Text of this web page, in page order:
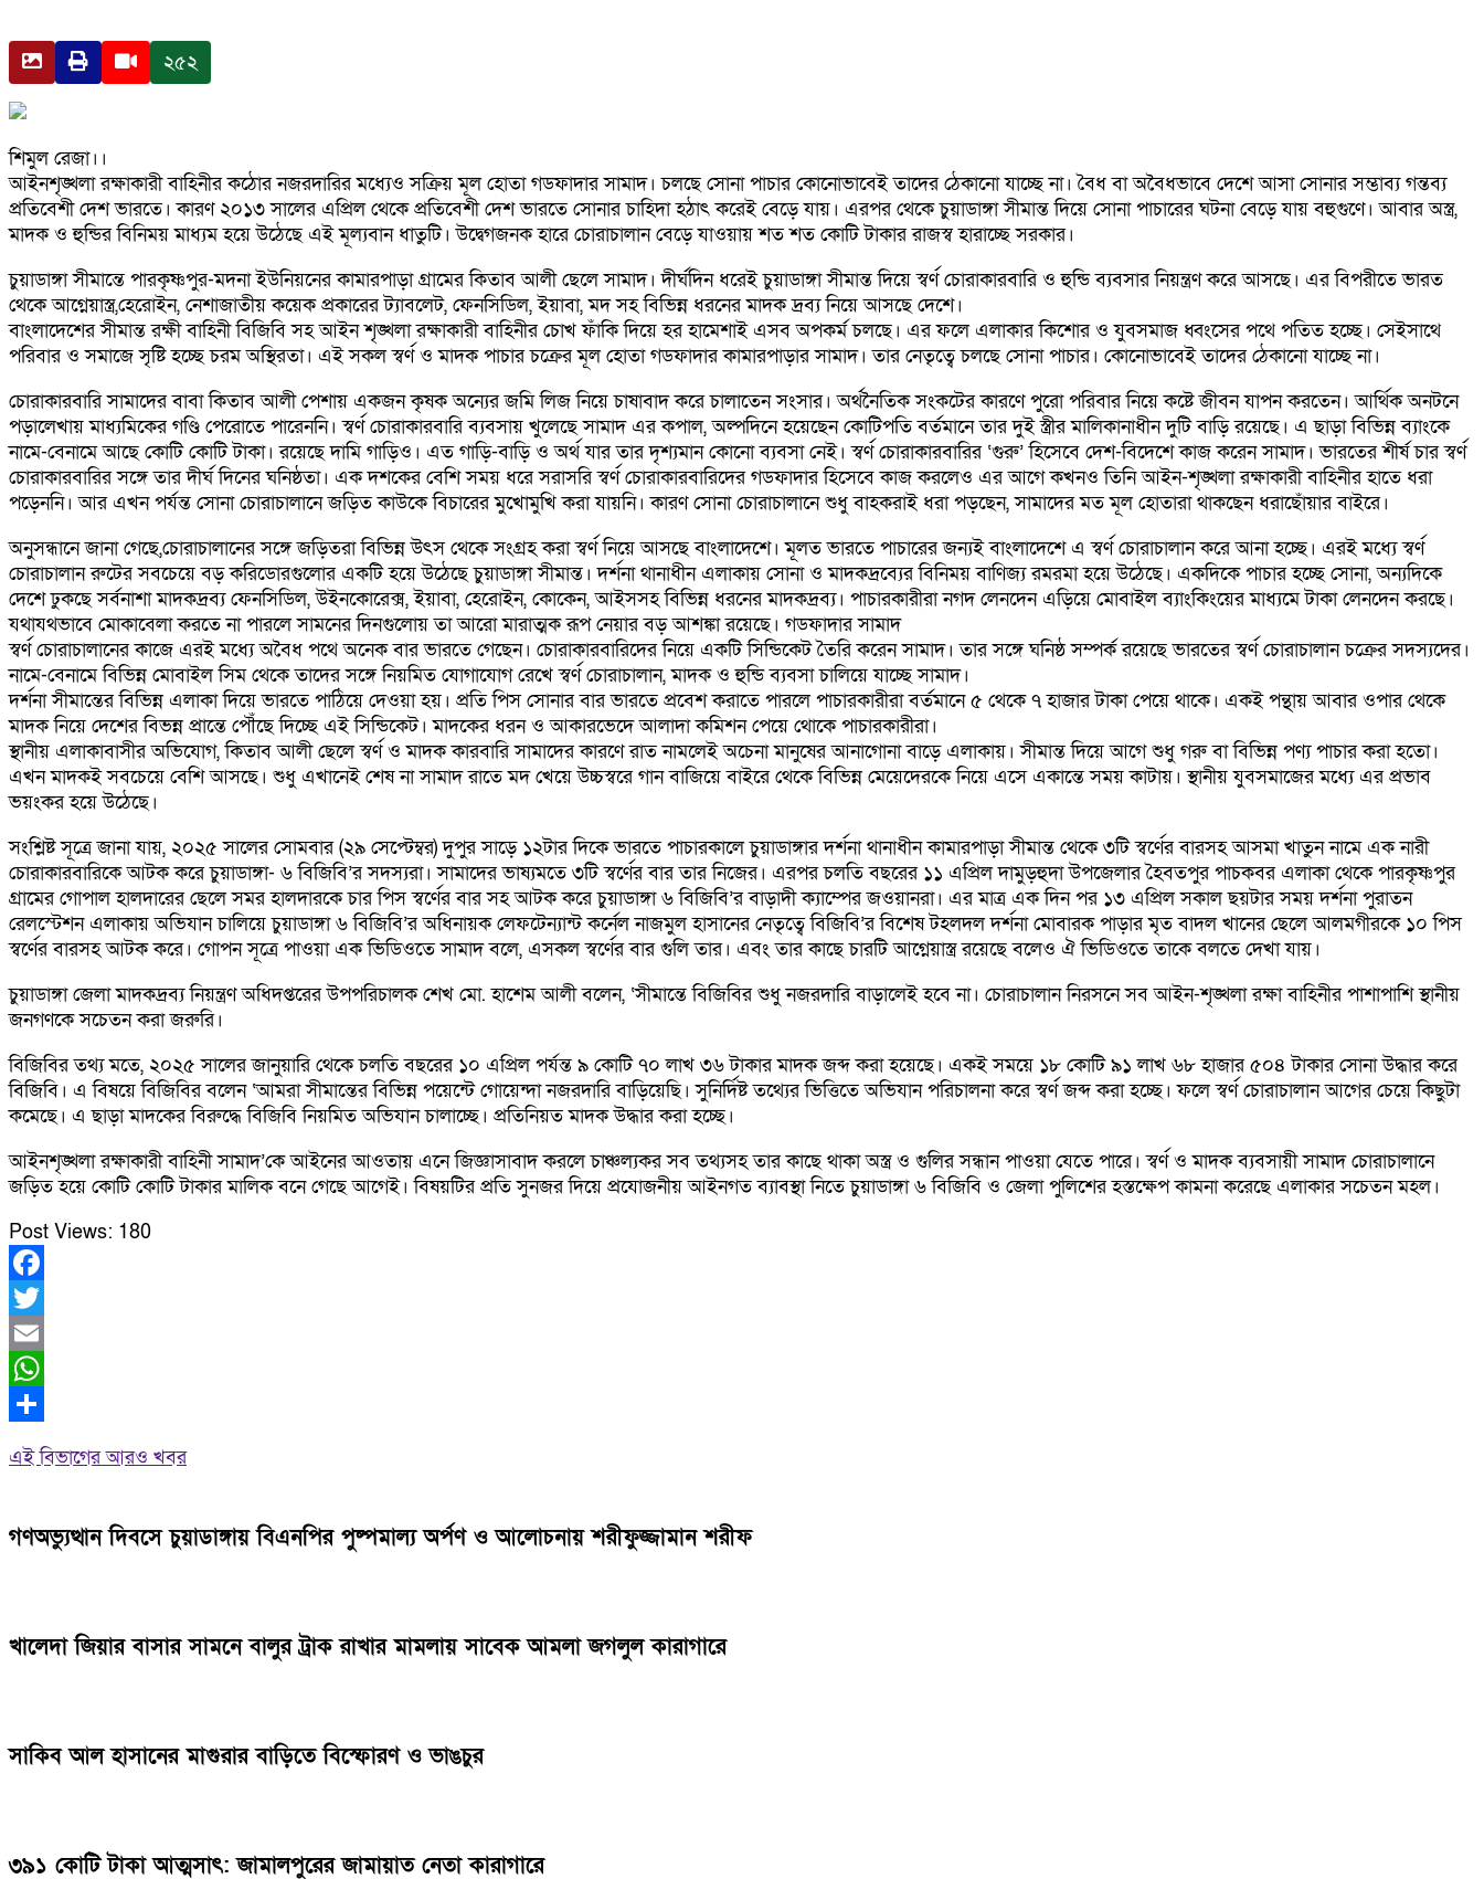
২৫২
শিমুল রেজা।।
আইনশৃঙ্খলা রক্ষাকারী বাহিনীর কঠোর নজরদারির মধ্যেও সক্রিয় মূল হোতা গডফাদার সামাদ। চলছে সোনা পাচার কোনোভাবেই তাদের ঠেকানো যাচ্ছে না। বৈধ বা অবৈধভাবে দেশে আসা সোনার সম্ভাব্য গন্তব্য
প্রতিবেশী দেশ ভারতে। কারণ ২০১৩ সালের এপ্রিল থেকে প্রতিবেশী দেশ ভারতে সোনার চাহিদা হঠাৎ করেই বেড়ে যায়। এরপর থেকে চুয়াডাঙ্গা সীমান্ত দিয়ে সোনা পাচারের ঘটনা বেড়ে যায় বহুগুণে। আবার অস্ত্র,
মাদক ও হুন্ডির বিনিময় মাধ্যম হয়ে উঠেছে এই মূল্যবান ধাতুটি। উদ্বেগজনক হারে চোরাচালান বেড়ে যাওয়ায় শত শত কোটি টাকার রাজস্ব হারাচ্ছে সরকার।
চুয়াডাঙ্গা সীমান্তে পারকৃষ্ণপুর-মদনা ইউনিয়নের কামারপাড়া গ্রামের কিতাব আলী ছেলে সামাদ। দীর্ঘদিন ধরেই চুয়াডাঙ্গা সীমান্ত দিয়ে স্বর্ণ চোরাকারবারি ও হুন্ডি ব্যবসার নিয়ন্ত্রণ করে আসছে। এর বিপরীতে ভারত
থেকে আগ্নেয়াস্ত্র,হেরোইন, নেশাজাতীয় কয়েক প্রকারের ট্যাবলেট, ফেনসিডিল, ইয়াবা, মদ সহ বিভিন্ন ধরনের মাদক দ্রব্য নিয়ে আসছে দেশে।
বাংলাদেশের সীমান্ত রক্ষী বাহিনী বিজিবি সহ আইন শৃঙ্খলা রক্ষাকারী বাহিনীর চোখ ফাঁকি দিয়ে হর হামেশাই এসব অপকর্ম চলছে। এর ফলে এলাকার কিশোর ও যুবসমাজ ধ্বংসের পথে পতিত হচ্ছে। সেইসাথে
পরিবার ও সমাজে সৃষ্টি হচ্ছে চরম অস্থিরতা। এই সকল স্বর্ণ ও মাদক পাচার চক্রের মূল হোতা গডফাদার কামারপাড়ার সামাদ। তার নেতৃত্বে চলছে সোনা পাচার। কোনোভাবেই তাদের ঠেকানো যাচ্ছে না।
চোরাকারবারি সামাদের বাবা কিতাব আলী পেশায় একজন কৃষক অন্যের জমি লিজ নিয়ে চাষাবাদ করে চালাতেন সংসার। অর্থনৈতিক সংকটের কারণে পুরো পরিবার নিয়ে কষ্টে জীবন যাপন করতেন। আর্থিক অনটনে
পড়ালেখায় মাধ্যমিকের গণ্ডি পেরোতে পারেননি। স্বর্ণ চোরাকারবারি ব্যবসায় খুলেছে সামাদ এর কপাল, অল্পদিনে হয়েছেন কোটিপতি বর্তমানে তার দুই স্ত্রীর মালিকানাধীন দুটি বাড়ি রয়েছে। এ ছাড়া বিভিন্ন ব্যাংকে
নামে-বেনামে আছে কোটি কোটি টাকা। রয়েছে দামি গাড়িও। এত গাড়ি-বাড়ি ও অর্থ যার তার দৃশ্যমান কোনো ব্যবসা নেই। স্বর্ণ চোরাকারবারির ‘গুরু’ হিসেবে দেশ-বিদেশে কাজ করেন সামাদ। ভারতের শীর্ষ চার স্বর্ণ
চোরাকারবারির সঙ্গে তার দীর্ঘ দিনের ঘনিষ্ঠতা। এক দশকের বেশি সময় ধরে সরাসরি স্বর্ণ চোরাকারবারিদের গডফাদার হিসেবে কাজ করলেও এর আগে কখনও তিনি আইন-শৃঙ্খলা রক্ষাকারী বাহিনীর হাতে ধরা
পড়েননি। আর এখন পর্যন্ত সোনা চোরাচালানে জড়িত কাউকে বিচারের মুখোমুখি করা যায়নি। কারণ সোনা চোরাচালানে শুধু বাহকরাই ধরা পড়ছেন, সামাদের মত মূল হোতারা থাকছেন ধরাছোঁয়ার বাইরে।
অনুসন্ধানে জানা গেছে,চোরাচালানের সঙ্গে জড়িতরা বিভিন্ন উৎস থেকে সংগ্রহ করা স্বর্ণ নিয়ে আসছে বাংলাদেশে। মূলত ভারতে পাচারের জন্যই বাংলাদেশে এ স্বর্ণ চোরাচালান করে আনা হচ্ছে। এরই মধ্যে স্বর্ণ
চোরাচালান রুটের সবচেয়ে বড় করিডোরগুলোর একটি হয়ে উঠেছে চুয়াডাঙ্গা সীমান্ত। দর্শনা থানাধীন এলাকায় সোনা ও মাদকদ্রব্যের বিনিময় বাণিজ্য রমরমা হয়ে উঠেছে। একদিকে পাচার হচ্ছে সোনা, অন্যদিকে
দেশে ঢুকছে সর্বনাশা মাদকদ্রব্য ফেনসিডিল, উইনকোরেক্স, ইয়াবা, হেরোইন, কোকেন, আইসসহ বিভিন্ন ধরনের মাদকদ্রব্য। পাচারকারীরা নগদ লেনদেন এড়িয়ে মোবাইল ব্যাংকিংয়ের মাধ্যমে টাকা লেনদেন করছে।
যথাযথভাবে মোকাবেলা করতে না পারলে সামনের দিনগুলোয় তা আরো মারাত্মক রূপ নেয়ার বড় আশঙ্কা রয়েছে। গডফাদার সামাদ
স্বর্ণ চোরাচালানের কাজে এরই মধ্যে অবৈধ পথে অনেক বার ভারতে গেছেন। চোরাকারবারিদের নিয়ে একটি সিন্ডিকেট তৈরি করেন সামাদ। তার সঙ্গে ঘনিষ্ঠ সম্পর্ক রয়েছে ভারতের স্বর্ণ চোরাচালান চক্রের সদস্যদের।
নামে-বেনামে বিভিন্ন মোবাইল সিম থেকে তাদের সঙ্গে নিয়মিত যোগাযোগ রেখে স্বর্ণ চোরাচালান, মাদক ও হুন্ডি ব্যবসা চালিয়ে যাচ্ছে সামাদ।
দর্শনা সীমান্তের বিভিন্ন এলাকা দিয়ে ভারতে পাঠিয়ে দেওয়া হয়। প্রতি পিস সোনার বার ভারতে প্রবেশ করাতে পারলে পাচারকারীরা বর্তমানে ৫ থেকে ৭ হাজার টাকা পেয়ে থাকে। একই পন্থায় আবার ওপার থেকে
মাদক নিয়ে দেশের বিভন্ন প্রান্তে পৌঁছে দিচ্ছে এই সিন্ডিকেট। মাদকের ধরন ও আকারভেদে আলাদা কমিশন পেয়ে থোকে পাচারকারীরা।
স্থানীয় এলাকাবাসীর অভিযোগ, কিতাব আলী ছেলে স্বর্ণ ও মাদক কারবারি সামাদের কারণে রাত নামলেই অচেনা মানুষের আনাগোনা বাড়ে এলাকায়। সীমান্ত দিয়ে আগে শুধু গরু বা বিভিন্ন পণ্য পাচার করা হতো।
এখন মাদকই সবচেয়ে বেশি আসছে। শুধু এখানেই শেষ না সামাদ রাতে মদ খেয়ে উচ্চস্বরে গান বাজিয়ে বাইরে থেকে বিভিন্ন মেয়েদেরকে নিয়ে এসে একান্তে সময় কাটায়। স্থানীয় যুবসমাজের মধ্যে এর প্রভাব
ভয়ংকর হয়ে উঠেছে।
সংশ্লিষ্ট সূত্রে জানা যায়, ২০২৫ সালের সোমবার (২৯ সেপ্টেম্বর) দুপুর সাড়ে ১২টার দিকে ভারতে পাচারকালে চুয়াডাঙ্গার দর্শনা থানাধীন কামারপাড়া সীমান্ত থেকে ৩টি স্বর্ণের বারসহ আসমা খাতুন নামে এক নারী
চোরাকারবারিকে আটক করে চুয়াডাঙ্গা- ৬ বিজিবি’র সদস্যরা। সামাদের ভাষ্যমতে ৩টি স্বর্ণের বার তার নিজের। এরপর চলতি বছরের ১১ এপ্রিল দামুড়হুদা উপজেলার হৈবতপুর পাচকবর এলাকা থেকে পারকৃষ্ণপুর
গ্ৰামের গোপাল হালদারের ছেলে সমর হালদারকে চার পিস স্বর্ণের বার সহ আটক করে চুয়াডাঙ্গা ৬ বিজিবি’র বাড়াদী ক্যাম্পের জওয়ানরা। এর মাত্র এক দিন পর ১৩ এপ্রিল সকাল ছয়টার সময় দর্শনা পুরাতন
রেলস্টেশন এলাকায় অভিযান চালিয়ে চুয়াডাঙ্গা ৬ বিজিবি’র অধিনায়ক লেফটেন্যান্ট কর্নেল নাজমুল হাসানের নেতৃত্বে বিজিবি’র বিশেষ টহলদল দর্শনা মোবারক পাড়ার মৃত বাদল খানের ছেলে আলমগীরকে ১০ পিস
স্বর্ণের বারসহ আটক করে। গোপন সূত্রে পাওয়া এক ভিডিওতে সামাদ বলে, এসকল স্বর্ণের বার গুলি তার। এবং তার কাছে চারটি আগ্নেয়াস্ত্র রয়েছে বলেও ঐ ভিডিওতে তাকে বলতে দেখা যায়।
চুয়াডাঙ্গা জেলা মাদকদ্রব্য নিয়ন্ত্রণ অধিদপ্তরের উপপরিচালক শেখ মো. হাশেম আলী বলেন, ‘সীমান্তে বিজিবির শুধু নজরদারি বাড়ালেই হবে না। চোরাচালান নিরসনে সব আইন-শৃঙ্খলা রক্ষা বাহিনীর পাশাপাশি স্থানীয়
জনগণকে সচেতন করা জরুরি।
বিজিবির তথ্য মতে, ২০২৫ সালের জানুয়ারি থেকে চলতি বছরের ১০ এপ্রিল পর্যন্ত ৯ কোটি ৭০ লাখ ৩৬ টাকার মাদক জব্দ করা হয়েছে। একই সময়ে ১৮ কোটি ৯১ লাখ ৬৮ হাজার ৫০৪ টাকার সোনা উদ্ধার করে
বিজিবি। এ বিষয়ে বিজিবির বলেন ‘আমরা সীমান্তের বিভিন্ন পয়েন্টে গোয়েন্দা নজরদারি বাড়িয়েছি। সুনির্দিষ্ট তথ্যের ভিত্তিতে অভিযান পরিচালনা করে স্বর্ণ জব্দ করা হচ্ছে। ফলে স্বর্ণ চোরাচালান আগের চেয়ে কিছুটা
কমেছে। এ ছাড়া মাদকের বিরুদ্ধে বিজিবি নিয়মিত অভিযান চালাচ্ছে। প্রতিনিয়ত মাদক উদ্ধার করা হচ্ছে।
আইনশৃঙ্খলা রক্ষাকারী বাহিনী সামাদ’কে আইনের আওতায় এনে জিজ্ঞাসাবাদ করলে চাঞ্চল্যকর সব তথ্যসহ তার কাছে থাকা অস্ত্র ও গুলির সন্ধান পাওয়া যেতে পারে। স্বর্ণ ও মাদক ব্যবসায়ী সামাদ চোরাচালানে
জড়িত হয়ে কোটি কোটি টাকার মালিক বনে গেছে আগেই। বিষয়টির প্রতি সুনজর দিয়ে প্রযোজনীয় আইনগত ব্যাবস্থা নিতে চুয়াডাঙ্গা ৬ বিজিবি ও জেলা পুলিশের হস্তক্ষেপ কামনা করেছে এলাকার সচেতন মহল।
Post Views: 180
Facebook
Twitter
Email
WhatsApp
এই বিভাগের আরও খবর
গণঅভ্যুত্থান দিবসে চুয়াডাঙ্গায় বিএনপির পুষ্পমাল্য অর্পণ ও আলোচনায় শরীফুজ্জামান শরীফ
খালেদা জিয়ার বাসার সামনে বালুর ট্রাক রাখার মামলায় সাবেক আমলা জগলুল কারাগারে
সাকিব আল হাসানের মাগুরার বাড়িতে বিস্ফোরণ ও ভাঙচুর
৩৯১ কোটি টাকা আত্মসাৎ: জামালপুরের জামায়াত নেতা কারাগারে